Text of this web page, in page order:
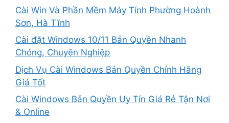
Cài Win Và Phần Mềm Máy Tính Phường Hoành
Sơn, Hà Tĩnh
Cài đặt Windows 10/11 Bản Quyền Nhanh
Chóng, Chuyên Nghiệp
Dịch Vụ Cài Windows Bản Quyền Chính Hãng
Giá Tốt
Cài Windows Bản Quyền Uy Tín Giá Rẻ Tận Nơi
& Online